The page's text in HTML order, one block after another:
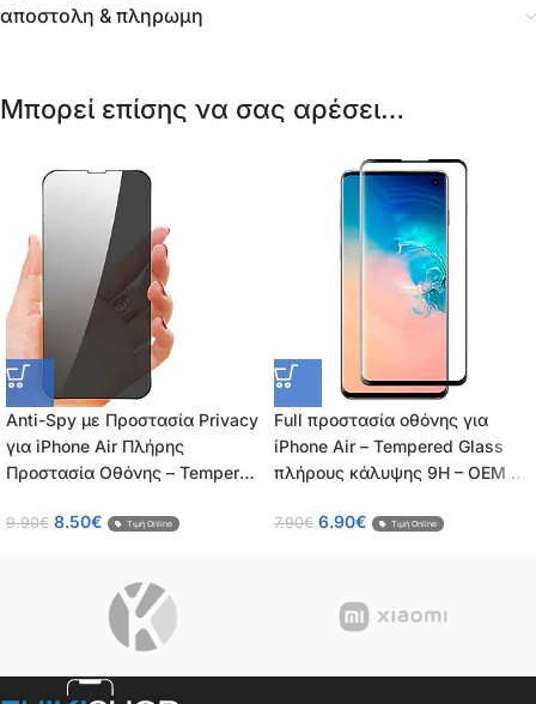
αποστολη & πληρωμη
Μπορεί επίσης να σας αρέσει…
Anti-Spy με Προστασία Privacy
για iPhone Air Πλήρης
Προστασία Οθόνης – Tempered
0.26mm
9.90€ 8.50€ Τιμή Online
Full προστασία οθόνης για
iPhone Air – Tempered Glass
πλήρους κάλυψης 9H – OEM –
7.90€ 6.90€ Τιμή Online